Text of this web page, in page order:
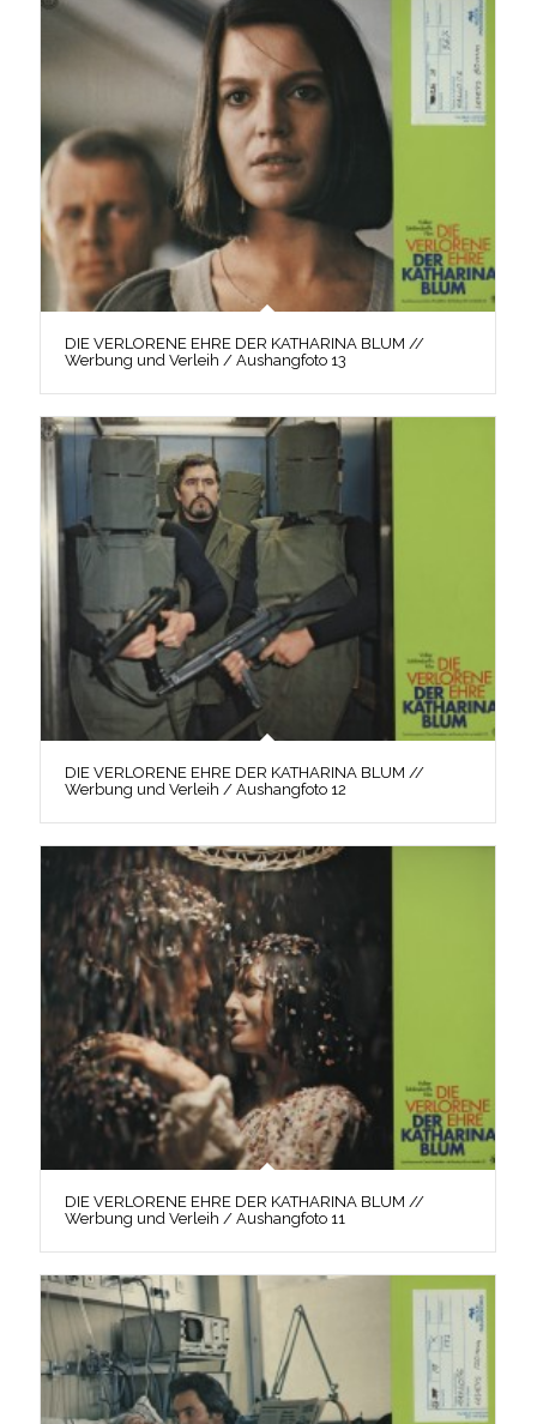
DIE VERLORENE EHRE DER KATHARINA BLUM //
Werbung und Verleih / Aushangfoto 13
DIE VERLORENE EHRE DER KATHARINA BLUM //
Werbung und Verleih / Aushangfoto 12
DIE VERLORENE EHRE DER KATHARINA BLUM //
Werbung und Verleih / Aushangfoto 11